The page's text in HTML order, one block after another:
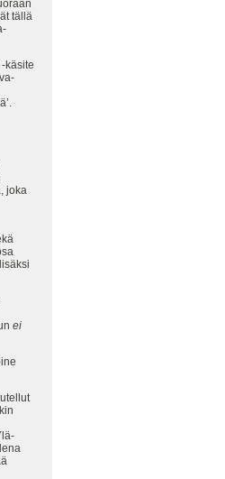
tällä
käsite
joka
ei